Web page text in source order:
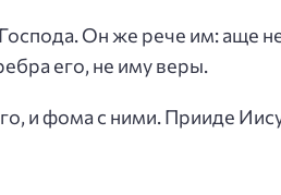
Он же рече им: аще
его, не иму веры.
и фома с ними. Прииде